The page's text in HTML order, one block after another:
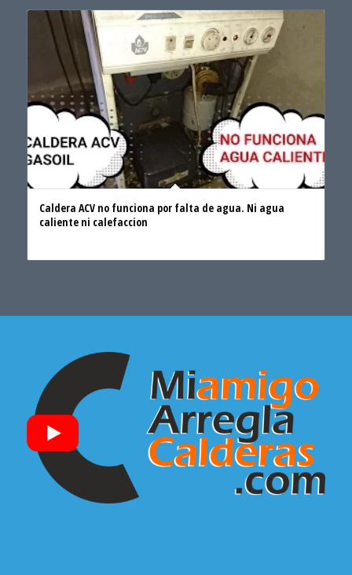
Caldera ACV no funciona por falta de agua. Ni agua
caliente ni calefaccion